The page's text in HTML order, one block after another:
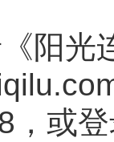
阳光
，或